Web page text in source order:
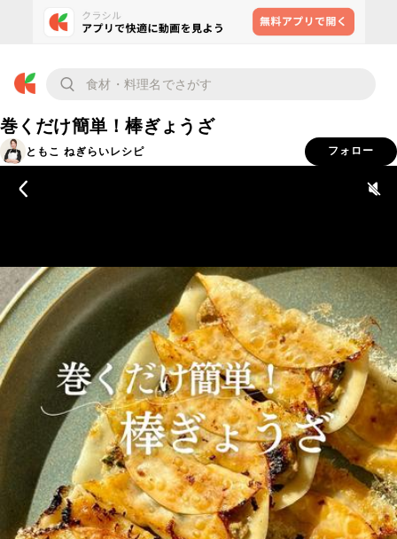
巻くだけ簡単！棒ぎょうざ
ともこ ねぎらいレシピ フォロー